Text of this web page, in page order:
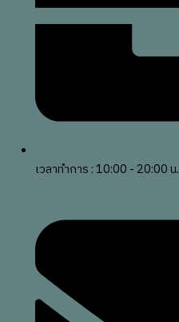
เวลาทำการ : 10:00 - 20:00 น.